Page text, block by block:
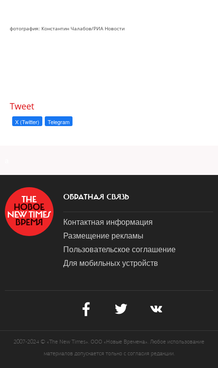
фотография: Константин Чалабов/РИА Новости
Tweet
X (Twitter) Telegram
ОБРАТНАЯ СВЯЗЬ
Контактная информация
Размещение рекламы
Пользовательское соглашение
Для мобильных устройств
2007-2024 © «The New Times». ООО «Новые Времена». Любое использование
материалов допускается только с согласия редакции.